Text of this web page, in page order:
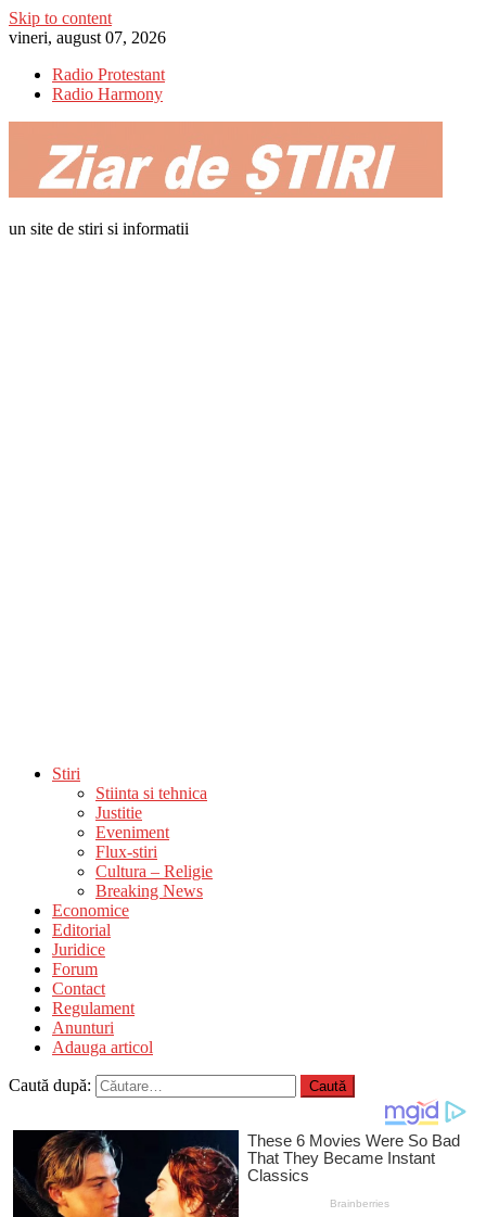
Skip to content
vineri, august 07, 2026
Radio Protestant
Radio Harmony
un site de stiri si informatii
Stiri
Stiinta si tehnica
Justitie
Eveniment
Flux-stiri
Cultura – Religie
Breaking News
Economice
Editorial
Juridice
Forum
Contact
Regulament
Anunturi
Adauga articol
Caută după: